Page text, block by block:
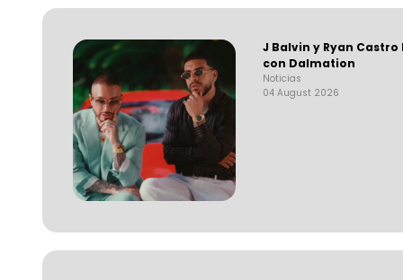
J Balvin y Ryan
con Dalmation
Noticias
04 August 2026